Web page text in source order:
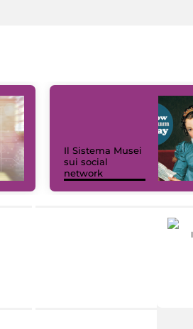
Il Sistema Musei
sui social
network